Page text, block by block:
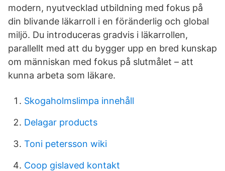
modern, nyutvecklad utbildning med fokus på
din blivande läkarroll i en föränderlig och global
miljö. Du introduceras gradvis i läkarrollen,
parallellt med att du bygger upp en bred kunskap
om människan med fokus på slutmålet – att
kunna arbeta som läkare.
Skogaholmslimpa innehåll
Delagar products
Toni petersson wiki
Coop gislaved kontakt